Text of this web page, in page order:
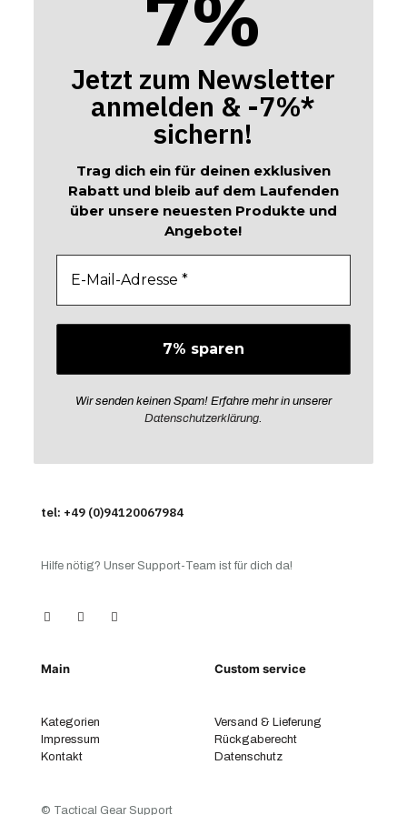
7
Jetzt zum Newsletter
anmelden & -7%*
sichern!
Trag dich ein für deinen exklusiven
Rabatt und bleib auf dem Laufenden
über unsere neuesten Produkte und
Angebote!
Wir senden keinen Spam! Erfahre mehr in unserer
Datenschutzerklärung.
tel: +49 (0)94120067984
Hilfe nötig? Unser Support-Team ist für dich da!
Main
Kategorien
Impressum
Kontakt
Custom service
Versand & Lieferung
Rückgaberecht
Datenschutz
© Tactical Gear Support